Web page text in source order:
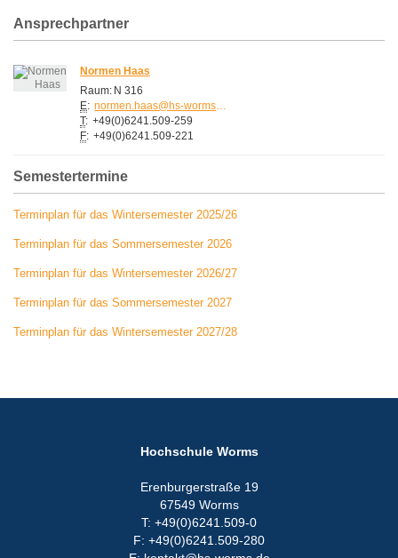
Ansprechpartner
Normen Haas
Raum: N 316
E:
normen.haas@hs-worms.de
T: +49(0)6241.509-259
F: +49(0)6241.509-221
Semestertermine
Terminplan für das Wintersemester 2025/26
Terminplan für das Sommersemester 2026
Terminplan für das Wintersemester 2026/27
Terminplan für das Sommersemester 2027
Terminplan für das Wintersemester 2027/28
Hochschule Worms
Erenburgerstraße 19
67549 Worms
T: +49(0)6241.509-0
F: +49(0)6241.509-280